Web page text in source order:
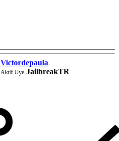
Victordepaula
Aktif Üye JailbreakTR